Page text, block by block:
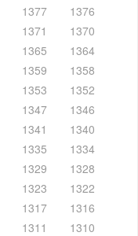
1377
1376
1371
1370
1365
1364
1359
1358
1353
1352
1347
1346
1341
1340
1335
1334
1329
1328
1323
1322
1317
1316
1311
1310